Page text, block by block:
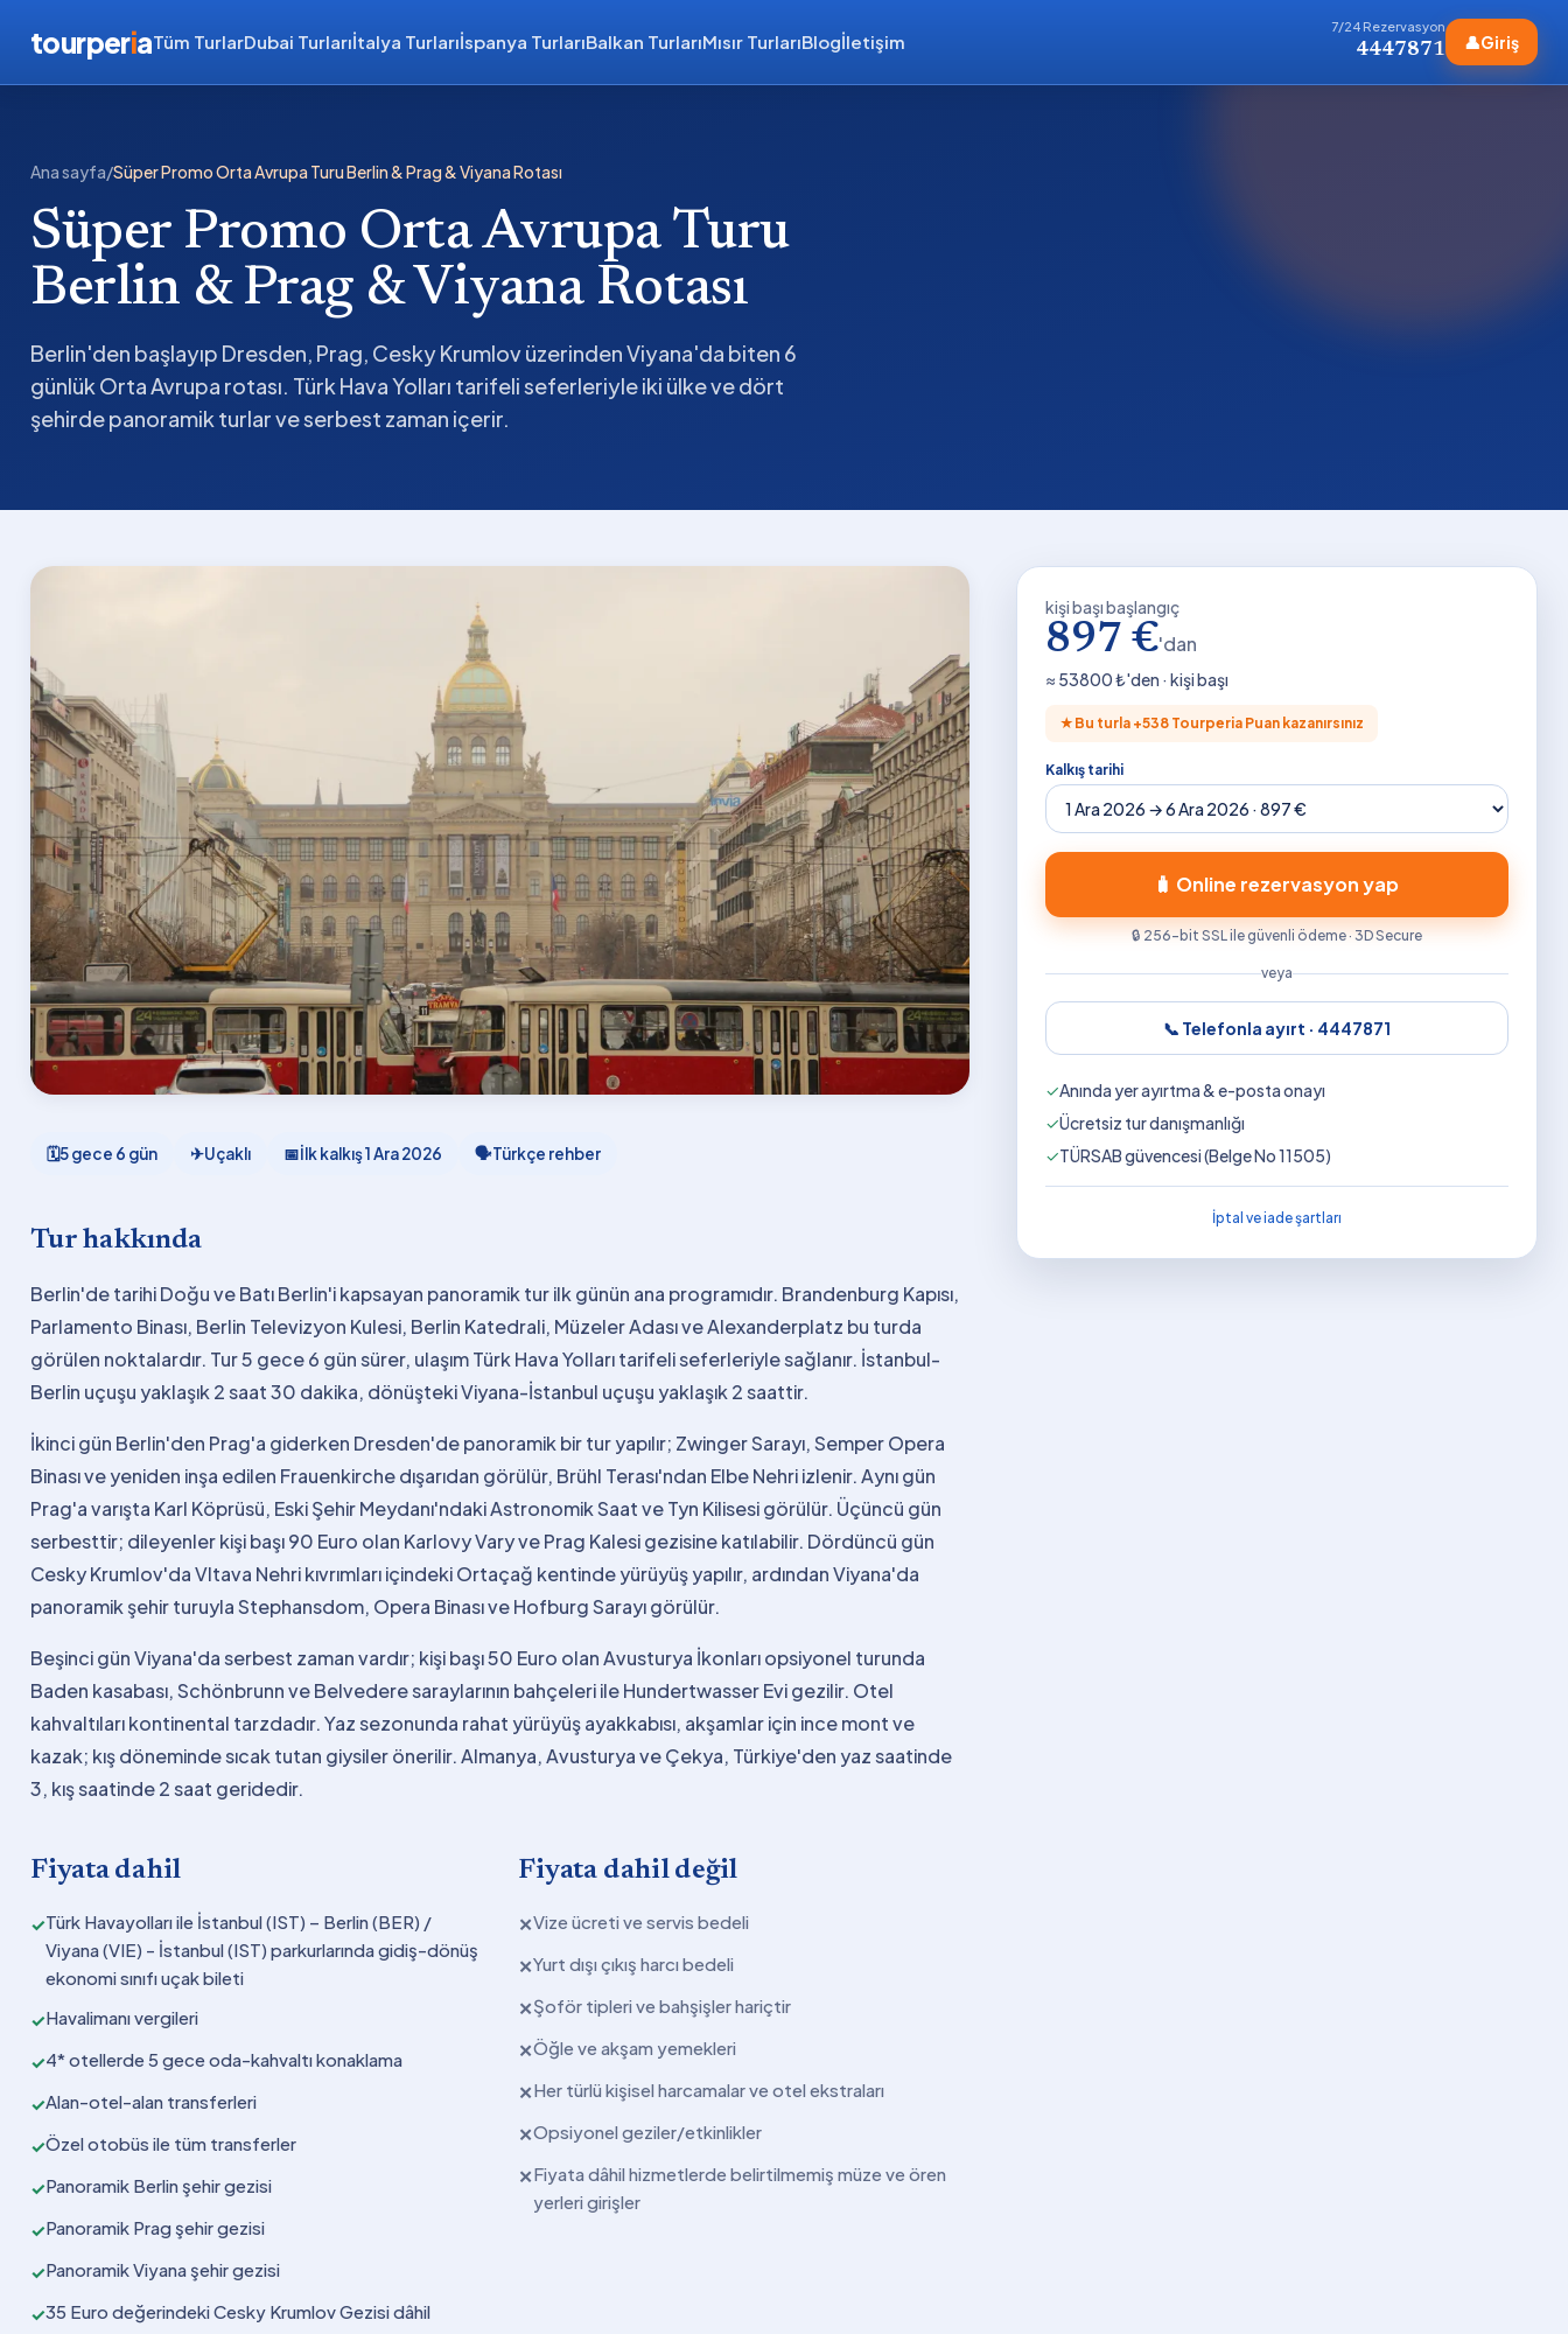
tourperiaTüm TurlarDubai Turlarıİtalya Turlarıİspanya TurlarıBalkan TurlarıMısır TurlarıBlogİletişim
7/24 Rezervasyon
4447871 👤Giriş
Ana sayfa/Süper Promo Orta Avrupa Turu Berlin & Prag & Viyana Rotası
Süper Promo Orta Avrupa Turu
Berlin & Prag & Viyana Rotası
Berlin'den başlayıp Dresden, Prag, Cesky Krumlov üzerinden Viyana'da biten 6
günlük Orta Avrupa rotası. Türk Hava Yolları tarifeli seferleriyle iki ülke ve dört
şehirde panoramik turlar ve serbest zaman içerir.
🗓5 gece 6 gün ✈Uçaklı 📅İlk kalkış1 Ara 2026 🗣Türkçe rehber
Tur hakkında
Berlin'de tarihi Doğu ve Batı Berlin'i kapsayan panoramik tur ilk günün ana programıdır. Brandenburg Kapısı,
Parlamento Binası, Berlin Televizyon Kulesi, Berlin Katedrali, Müzeler Adası ve Alexanderplatz bu turda
görülen noktalardır. Tur 5 gece 6 gün sürer, ulaşım Türk Hava Yolları tarifeli seferleriyle sağlanır. İstanbul-
Berlin uçuşu yaklaşık 2 saat 30 dakika, dönüşteki Viyana-İstanbul uçuşu yaklaşık 2 saattir.
İkinci gün Berlin'den Prag'a giderken Dresden'de panoramik bir tur yapılır; Zwinger Sarayı, Semper Opera
Binası ve yeniden inşa edilen Frauenkirche dışarıdan görülür, Brühl Terası'ndan Elbe Nehri izlenir. Aynı gün
Prag'a varışta Karl Köprüsü, Eski Şehir Meydanı'ndaki Astronomik Saat ve Tyn Kilisesi görülür. Üçüncü gün
serbesttir; dileyenler kişi başı 90 Euro olan Karlovy Vary ve Prag Kalesi gezisine katılabilir. Dördüncü gün
Cesky Krumlov'da Vltava Nehri kıvrımları içindeki Ortaçağ kentinde yürüyüş yapılır, ardından Viyana'da
panoramik şehir turuyla Stephansdom, Opera Binası ve Hofburg Sarayı görülür.
Beşinci gün Viyana'da serbest zaman vardır; kişi başı 50 Euro olan Avusturya İkonları opsiyonel turunda
Baden kasabası, Schönbrunn ve Belvedere saraylarının bahçeleri ile Hundertwasser Evi gezilir. Otel
kahvaltıları kontinental tarzdadır. Yaz sezonunda rahat yürüyüş ayakkabısı, akşamlar için ince mont ve
kazak; kış döneminde sıcak tutan giysiler önerilir. Almanya, Avusturya ve Çekya, Türkiye'den yaz saatinde
3, kış saatinde 2 saat geridedir.
Fiyata dahil
✓Türk Havayolları ile İstanbul (IST) – Berlin (BER) /
Viyana (VIE) - İstanbul (IST) parkurlarında gidiş-dönüş
ekonomi sınıfı uçak bileti
✓Havalimanı vergileri
✓4* otellerde 5 gece oda-kahvaltı konaklama
✓Alan-otel-alan transferleri
✓Özel otobüs ile tüm transferler
✓Panoramik Berlin şehir gezisi
✓Panoramik Prag şehir gezisi
✓Panoramik Viyana şehir gezisi
✓35 Euro değerindeki Cesky Krumlov Gezisi dâhil
Fiyata dahil değil
✕Vize ücreti ve servis bedeli
✕Yurt dışı çıkış harcı bedeli
✕Şoför tipleri ve bahşişler hariçtir
✕Öğle ve akşam yemekleri
✕Her türlü kişisel harcamalar ve otel ekstraları
✕Opsiyonel geziler/etkinlikler
✕Fiyata dâhil hizmetlerde belirtilmemiş müze ve ören
yerleri girişler
kişi başı başlangıç
897 €'dan
≈ 53800₺'den · kişi başı
★ Bu turla +538Tourperia Puan kazanırsınız
Kalkış tarihi
🧳 Online rezervasyon yap
🔒 256-bit SSL ile güvenli ödeme · 3D Secure
veya
📞 Telefonla ayırt · 4447871
✓Anında yer ayırtma & e-posta onayı
✓Ücretsiz tur danışmanlığı
✓TÜRSAB güvencesi (Belge No 11505)
İptal ve iade şartları